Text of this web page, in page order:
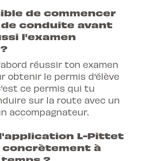
de commencer
conduite avant
l'examen
réussir ton examen
obtenir le permis d'élève
ce permis qui tu
sur la route avec un
accompagnateur.
L-Pittet
à